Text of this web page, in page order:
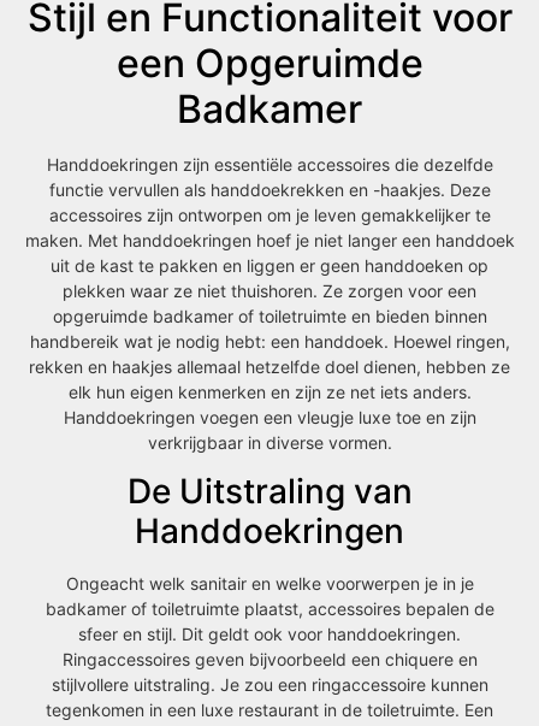
Stijl en Functionaliteit voor
een Opgeruimde
Badkamer
Handdoekringen zijn essentiële accessoires die dezelfde
functie vervullen als handdoekrekken en -haakjes. Deze
accessoires zijn ontworpen om je leven gemakkelijker te
maken. Met handdoekringen hoef je niet langer een handdoek
uit de kast te pakken en liggen er geen handdoeken op
plekken waar ze niet thuishoren. Ze zorgen voor een
opgeruimde badkamer of toiletruimte en bieden binnen
handbereik wat je nodig hebt: een handdoek. Hoewel ringen,
rekken en haakjes allemaal hetzelfde doel dienen, hebben ze
elk hun eigen kenmerken en zijn ze net iets anders.
Handdoekringen voegen een vleugje luxe toe en zijn
verkrijgbaar in diverse vormen.
De Uitstraling van
Handdoekringen
Ongeacht welk sanitair en welke voorwerpen je in je
badkamer of toiletruimte plaatst, accessoires bepalen de
sfeer en stijl. Dit geldt ook voor handdoekringen.
Ringaccessoires geven bijvoorbeeld een chiquere en
stijlvollere uitstraling. Je zou een ringaccessoire kunnen
tegenkomen in een luxe restaurant in de toiletruimte. Een